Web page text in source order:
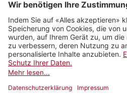
Kontakt
Impressum
Rechtliches
Netiquette